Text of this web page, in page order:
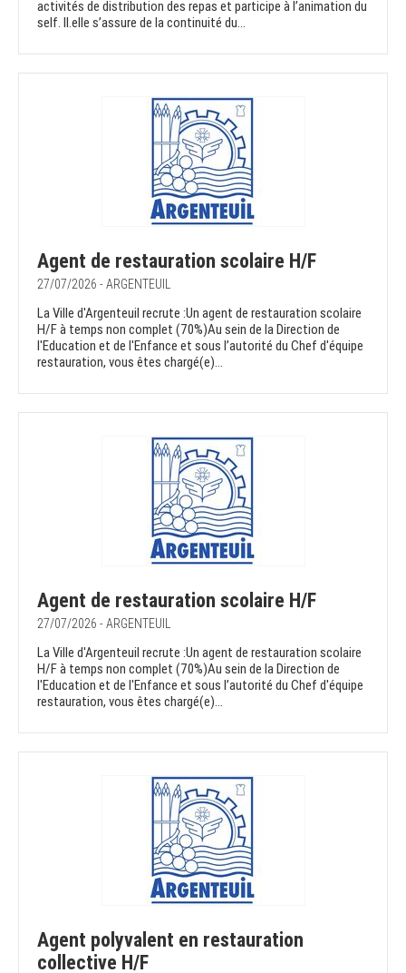
activités de distribution des repas et participe à l’animation du
self. Il.elle s’assure de la continuité du...
Agent de restauration scolaire H/F
27/07/2026 - ARGENTEUIL
La Ville d'Argenteuil recrute :Un agent de restauration scolaire
H/F à temps non complet (70%)Au sein de la Direction de
l'Education et de l'Enfance et sous l’autorité du Chef d'équipe
restauration, vous êtes chargé(e)...
Agent de restauration scolaire H/F
27/07/2026 - ARGENTEUIL
La Ville d'Argenteuil recrute :Un agent de restauration scolaire
H/F à temps non complet (70%)Au sein de la Direction de
l'Education et de l'Enfance et sous l’autorité du Chef d'équipe
restauration, vous êtes chargé(e)...
Agent polyvalent en restauration
collective H/F